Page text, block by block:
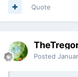
Quote
Posted